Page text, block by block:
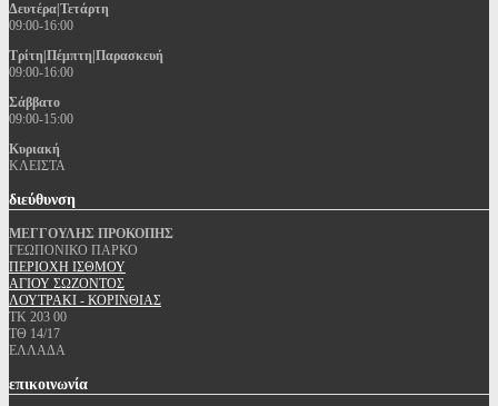
Δευτέρα|Τετάρτη
09:00-16:00
Τρίτη|Πέμπτη|Παρασκευή
09:00-16:00
Σάββατο
09:00-15:00
Κυριακή
ΚΛΕΙΣΤΑ
διεύθυνση
ΜΕΓΓΟΥΛΗΣ ΠΡΟΚΟΠΗΣ
ΓΕΩΠΟΝΙΚΟ ΠΑΡΚΟ
ΠΕΡΙΟΧΗ ΙΣΘΜΟΥ
ΑΓΙΟΥ ΣΩΖΟΝΤΟΣ
ΛΟΥΤΡΑΚΙ - ΚΟΡΙΝΘΙΑΣ
ΤΚ 203 00
ΤΘ 14/17
ΕΛΛΑΔΑ
επικοινωνία